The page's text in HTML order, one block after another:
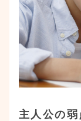
主人公の